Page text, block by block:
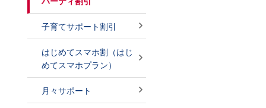
子育てサポート割引
はじめてスマホ割（はじ
めてスマホプラン）
月々サポート